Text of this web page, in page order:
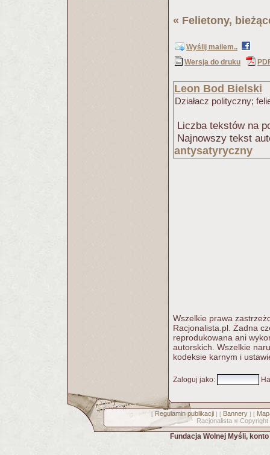
« Felietony,
Wyślij mailem..
Wersja do druku
Leon Bod Bielski
Działacz polityczny;
Liczba tekstów na
Najnowszy tekst
antysatyryczny
Wszelkie prawa
Racjonalista.pl. Żadna
reprodukowana ani
autorskich. Wszelkie
kodeksie karnym i
Zaloguj jako:
[ Regulamin publikacji] [ Bannery] [
Racjonalista © Copyright
Fundacja Wolnej Myśli,